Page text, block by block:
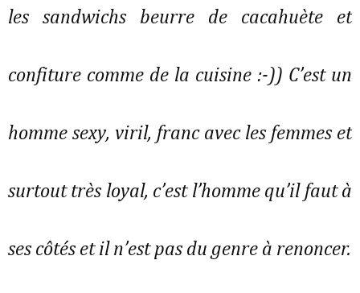
les sandwichs beurre de cacahuète et
confiture comme de la cuisine :-)) C’est un
homme sexy, viril, franc avec les femmes et
surtout très loyal, c’est l’homme qu’il faut à
ses côtés et il n’est pas du genre à renoncer.